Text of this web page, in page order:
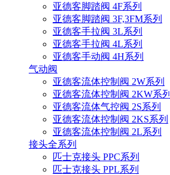
亚德客脚踏阀 4F系列
亚德客脚踏阀 3F,3FM系列
亚德客手拉阀 3L系列
亚德客手拉阀 4L系列
亚德客手动阀 4H系列
气动阀
亚德客流体控制阀 2W系列
亚德客流体控制阀 2KW系列
亚德客流体气控阀 2S系列
亚德客流体控制阀 2KS系列
亚德客流体控制阀 2L系列
接头全系列
匹士克接头 PPC系列
匹士克接头 PPL系列